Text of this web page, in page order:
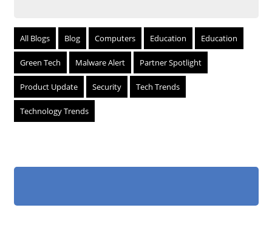
All Blogs Blog Computers Education Education
Green Tech Malware Alert Partner Spotlight
Product Update Security Tech Trends
Technology Trends